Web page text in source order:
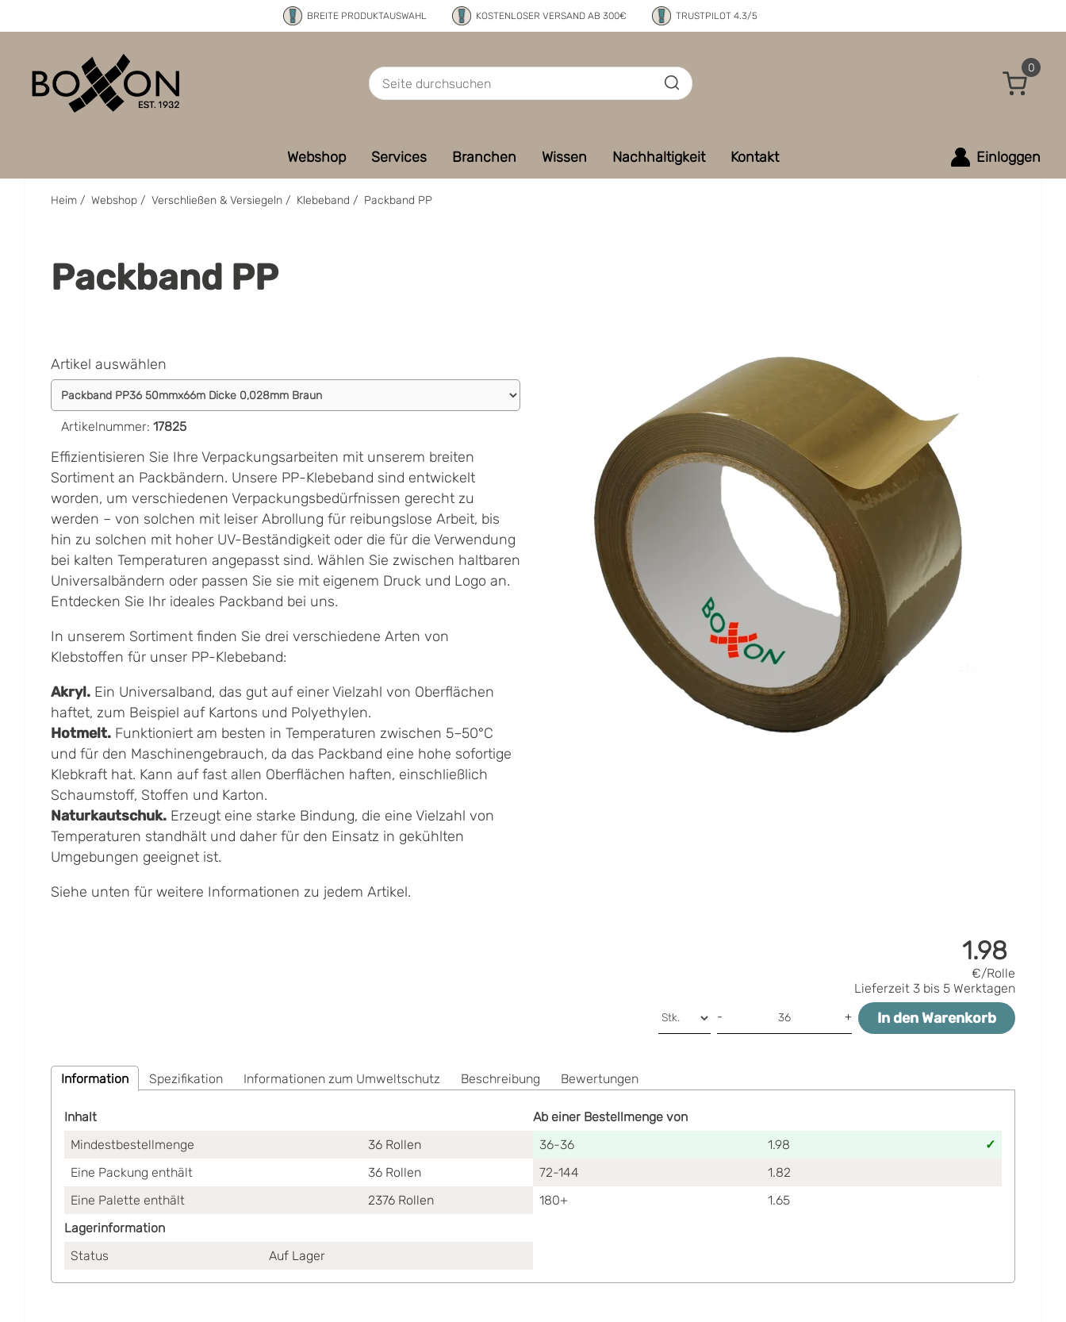
BREITE PRODUKTAUSWAHL KOSTENLOSER VERSAND AB 300€ TRUSTPILOT 4.3/5
0
Webshop Services Branchen Wissen Nachhaltigkeit Kontakt Einloggen
Heim / Webshop / Verschließen & Versiegeln / Klebeband / Packband PP
Packband PP
Artikel auswählen
Artikelnummer: 17825
Effizientisieren Sie Ihre Verpackungsarbeiten mit unserem breiten
Sortiment an Packbändern. Unsere PP-Klebeband sind entwickelt
worden, um verschiedenen Verpackungsbedürfnissen gerecht zu
werden – von solchen mit leiser Abrollung für reibungslose Arbeit, bis
hin zu solchen mit hoher UV-Beständigkeit oder die für die Verwendung
bei kalten Temperaturen angepasst sind. Wählen Sie zwischen haltbaren
Universalbändern oder passen Sie sie mit eigenem Druck und Logo an.
Entdecken Sie Ihr ideales Packband bei uns.
In unserem Sortiment finden Sie drei verschiedene Arten von
Klebstoffen für unser PP-Klebeband:
Akryl. Ein Universalband, das gut auf einer Vielzahl von Oberflächen
haftet, zum Beispiel auf Kartons und Polyethylen.
Hotmelt. Funktioniert am besten in Temperaturen zwischen 5–50°C
und für den Maschinengebrauch, da das Packband eine hohe sofortige
Klebkraft hat. Kann auf fast allen Oberflächen haften, einschließlich
Schaumstoff, Stoffen und Karton.
Naturkautschuk. Erzeugt eine starke Bindung, die eine Vielzahl von
Temperaturen standhält und daher für den Einsatz in gekühlten
Umgebungen geeignet ist.
Siehe unten für weitere Informationen zu jedem Artikel.
1.98
€/Rolle
Lieferzeit 3 bis 5 Werktagen
- + In den Warenkorb
Information Spezifikation Informationen zum Umweltschutz Beschreibung Bewertungen
Inhalt
Mindestbestellmenge
36 Rollen
Eine Packung enthält
36 Rollen
Eine Palette enthält
2376 Rollen
Ab einer Bestellmenge von
36-36
1.98
72-144
1.82
180+
1.65
Lagerinformation
Status
Auf Lager